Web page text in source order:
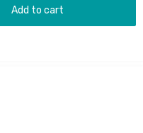
Add to cart